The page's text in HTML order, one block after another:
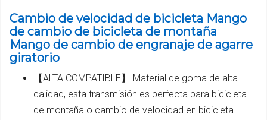
Cambio de velocidad de bicicleta Mango
de cambio de bicicleta de montaña
Mango de cambio de engranaje de agarre
giratorio
【ALTA COMPATIBLE】 Material de goma de alta
calidad, esta transmisión es perfecta para bicicleta
de montaña o cambio de velocidad en bicicleta.